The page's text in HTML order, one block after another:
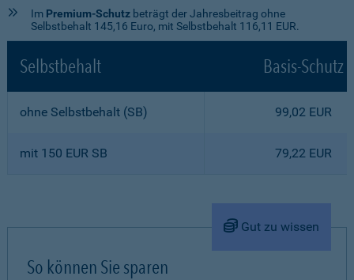
Im Premium-Schutz beträgt der Jahresbeitrag ohne
Selbstbehalt 145,16 Euro, mit Selbstbehalt 116,11 EUR.
Selbstbehalt Basis-Schutz
ohne Selbstbehalt (SB) 99,02 EUR
mit 150 EUR SB 79,22 EUR
Gut zu wissen
So können Sie sparen